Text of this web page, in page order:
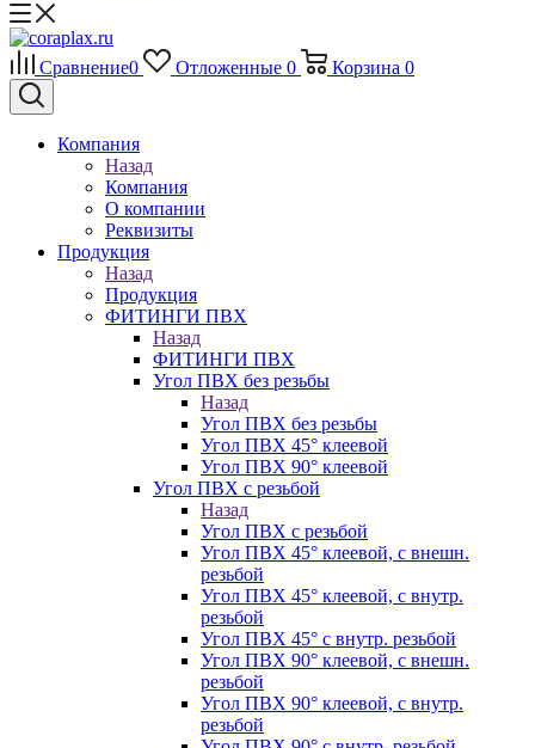
Сравнение0 Отложенные 0 Корзина 0
Компания
Назад
Компания
О компании
Реквизиты
Продукция
Назад
Продукция
ФИТИНГИ ПВХ
Назад
ФИТИНГИ ПВХ
Угол ПВХ без резьбы
Назад
Угол ПВХ без резьбы
Угол ПВХ 45° клеевой
Угол ПВХ 90° клеевой
Угол ПВХ с резьбой
Назад
Угол ПВХ с резьбой
Угол ПВХ 45° клеевой, с внешн.
резьбой
Угол ПВХ 45° клеевой, с внутр.
резьбой
Угол ПВХ 45° с внутр. резьбой
Угол ПВХ 90° клеевой, с внешн.
резьбой
Угол ПВХ 90° клеевой, с внутр.
резьбой